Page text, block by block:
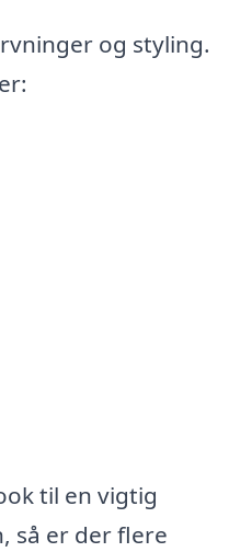
og styling.
til en vigtig
så er der flere